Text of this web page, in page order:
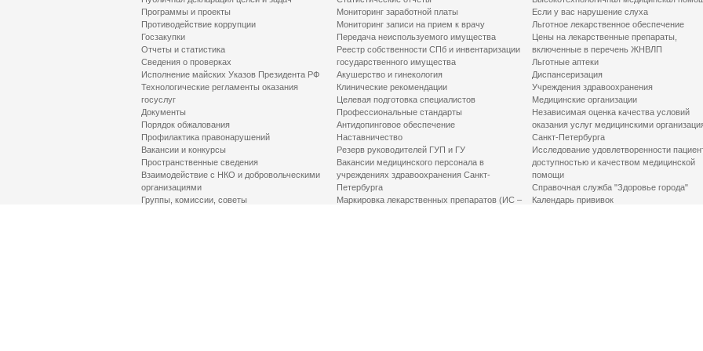
Программы и проекты
Противодействие коррупции
Госзакупки
Отчеты и статистика
Сведения о проверках
Исполнение майских Указов Президента РФ
Технологические регламенты оказания
госуслуг
Документы
Порядок обжалования
Профилактика правонарушений
Вакансии и конкурсы
Пространственные сведения
Взаимодействие с НКО и добровольческими
организациями
Группы, комиссии, советы
Мониторинг заработной платы
Мониторинг записи на прием к врачу
Передача неиспользуемого имущества
Реестр собственности СПб и инвентаризации
государственного имущества
Акушерство и гинекология
Клинические рекомендации
Целевая подготовка специалистов
Профессиональные стандарты
Антидопинговое обеспечение
Наставничество
Резерв руководителей ГУП и ГУ
Вакансии медицинского персонала в
учреждениях здравоохранения Санкт-
Петербурга
Маркировка лекарственных препаратов (ИС –
Если у вас нарушение слуха
Льготное лекарственное обеспечение
Цены на лекарственные препараты,
включенные в перечень ЖНВЛП
Льготные аптеки
Диспансеризация
Учреждения здравоохранения
Медицинские организации
Независимая оценка качества условий
оказания услуг медицинскими
Санкт-Петербурга
Исследование удовлетворенности
доступностью и качеством медицинской
помощи
Справочная служба "Здоровье города"
Календарь прививок